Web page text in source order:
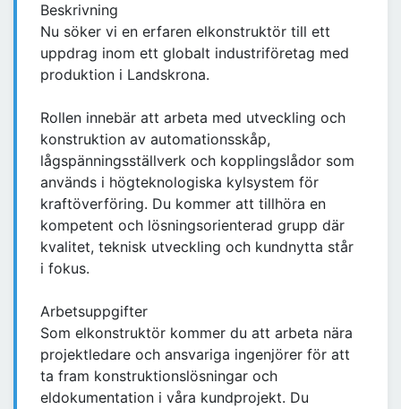
Beskrivning
Nu söker vi en erfaren elkonstruktör till ett
uppdrag inom ett globalt industriföretag med
produktion i Landskrona.
Rollen innebär att arbeta med utveckling och
konstruktion av automationsskåp,
lågspänningsställverk och kopplingslådor som
används i högteknologiska kylsystem för
kraftöverföring. Du kommer att tillhöra en
kompetent och lösningsorienterad grupp där
kvalitet, teknisk utveckling och kundnytta står
i fokus.
Arbetsuppgifter
Som elkonstruktör kommer du att arbeta nära
projektledare och ansvariga ingenjörer för att
ta fram konstruktionslösningar och
eldokumentation i våra kundprojekt. Du